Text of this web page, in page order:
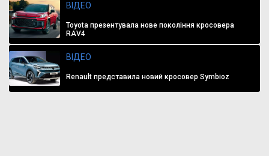
ВІДЕО
Toyota презентувала нове покоління кросовера
RAV4
ВІДЕО
Renault представила новий кросовер Symbioz